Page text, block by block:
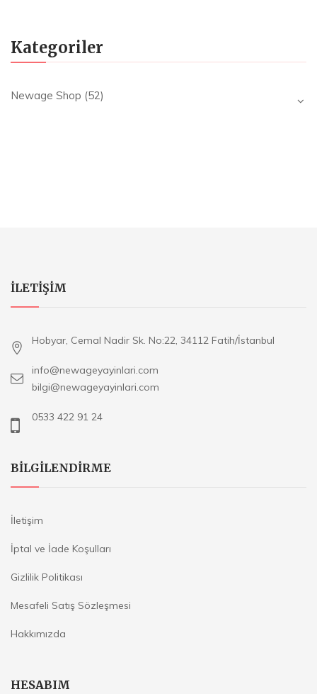
Kategoriler
Newage Shop (52)
ILETIŞIM
Hobyar, Cemal Nadir Sk. No:22, 34112 Fatih/İstanbul
info@newageyayinlari.com
bilgi@newageyayinlari.com
0533 422 91 24
BILGILENDIRME
İletişim
İptal ve İade Koşulları
Gizlilik Politikası
Mesafeli Satış Sözleşmesi
Hakkımızda
HESABIM